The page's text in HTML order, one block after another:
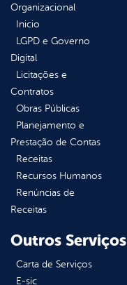
Organizacional
Inicio
LGPD e Governo
Digital
Licitações e
Contratos
Obras Públicas
Planejamento e
Prestação de Contas
Receitas
Recursos Humanos
Renúncias de
Receitas
Outros Serviços
Carta de Serviços
E-sic